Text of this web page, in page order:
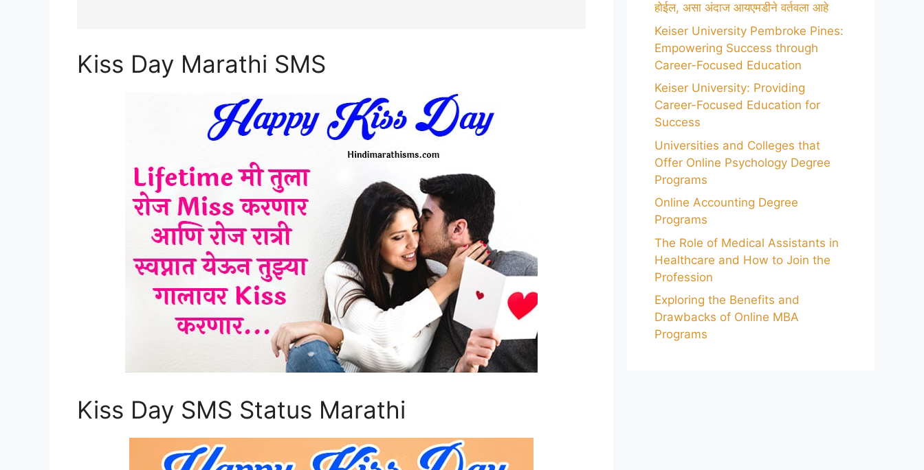
Kiss Day Marathi SMS
Kiss Day SMS Status Marathi
होईल, असा अंदाज आयएमडीने वर्तवला आहे
Keiser University Pembroke Pines:
Empowering Success through
Career-Focused Education
Keiser University: Providing
Career-Focused Education for
Success
Universities and Colleges that
Offer Online Psychology Degree
Programs
Online Accounting Degree
Programs
The Role of Medical Assistants in
Healthcare and How to Join the
Profession
Exploring the Benefits and
Drawbacks of Online MBA
Programs